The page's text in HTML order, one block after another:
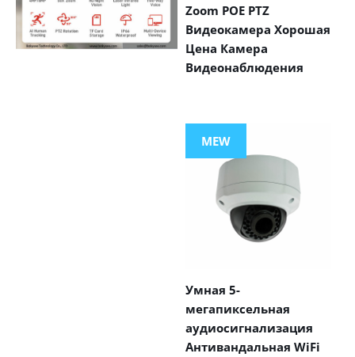
Zoom POE PTZ
Видеокамера Хорошая
Цена Камера
Видеонаблюдения
MEW
Умная 5-
мегапиксельная
аудиосигнализация
Антивандальная WiFi